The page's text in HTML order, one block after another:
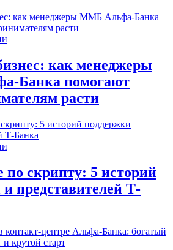
как менеджеры
Банка помогают
расти
скрипту: 5 историй
представителей Т-